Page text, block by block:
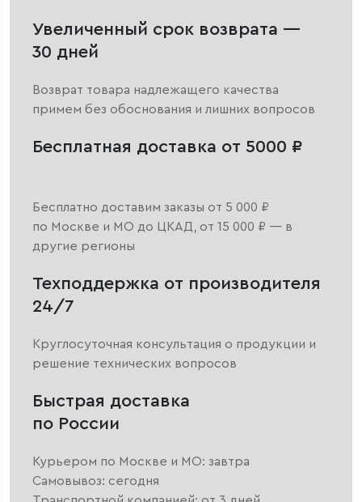
Увеличенный срок возврата —
30 дней
Возврат товара надлежащего качества
примем без обоснования и лишних вопросов
Бесплатная доставка от 5000 ₽
Бесплатно доставим заказы от 5 000 ₽
по Москве и МО до ЦКАД, от 15 000 ₽ — в
другие регионы
Техподдержка от производителя
24/7
Круглосуточная консультация о продукции и
решение технических вопросов
Быстрая доставка
по России
Курьером по Москве и МО: завтра
Самовывоз: сегодня